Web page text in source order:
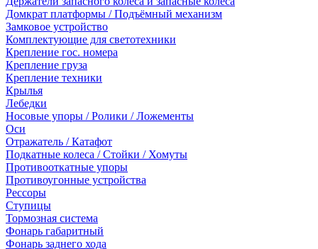
Домкрат платформы / Подъёмный механизм
Замковое устройство
Комплектующие для светотехники
Крепление гос. номера
Крепление груза
Крепление техники
Крылья
Лебедки
Носовые упоры / Ролики / Ложементы
Оси
Отражатель / Катафот
Подкатные колеса / Стойки / Хомуты
Противооткатные упоры
Противоугонные устройства
Рессоры
Ступицы
Тормозная система
Фонарь габаритный
Фонарь заднего хода